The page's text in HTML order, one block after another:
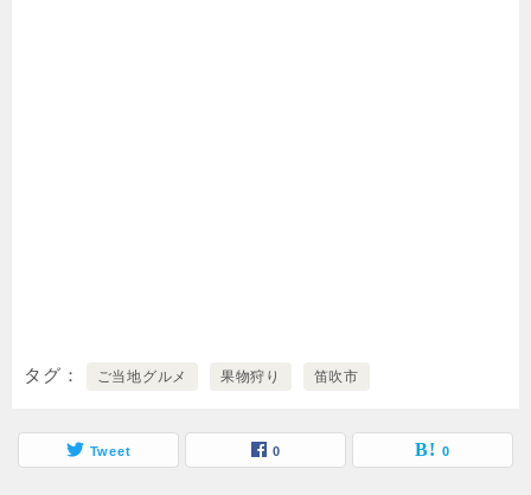
タグ ご当地グルメ 果物狩り 笛吹市
Tweet 0 0